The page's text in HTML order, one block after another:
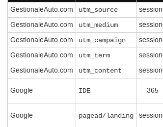
GestionaleAuto.com utm_source
GestionaleAuto.com
utm_medium
GestionaleAuto.com
utm_campaign
GestionaleAuto.com
utm_term
GestionaleAuto.com
utm_content
Google IDE 365
Google pagead/landing